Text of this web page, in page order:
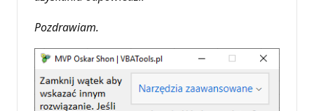
Pozdrawiam.